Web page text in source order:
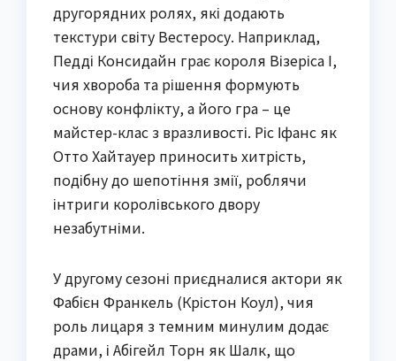
другорядних ролях, які додають
текстури світу Вестеросу. Наприклад,
Педді Консидайн грає короля Візеріса I,
чия хвороба та рішення формують
основу конфлікту, а його гра – це
майстер-клас з вразливості. Ріс Іфанс як
Отто Хайтауер приносить хитрість,
подібну до шепотіння змії, роблячи
інтриги королівського двору
незабутніми.
У другому сезоні приєдналися актори як
Фабієн Франкель (Крістон Коул), чия
роль лицаря з темним минулим додає
драми, і Абігейл Торн як Шалк, що